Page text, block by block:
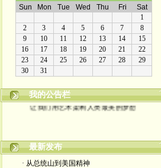
我的公告栏
让我们用艺术架构人类最美的梦想
最新发布
· 从总统山到美国精神